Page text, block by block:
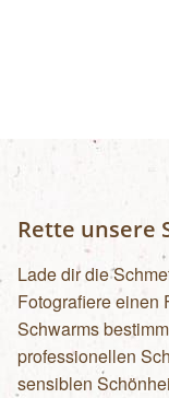
320,- pro Tag
480,- pro
Wenden Sie
Rette unsere
Lade dir die
Fotografiere einen
Schwarms
professionellen
sensiblen